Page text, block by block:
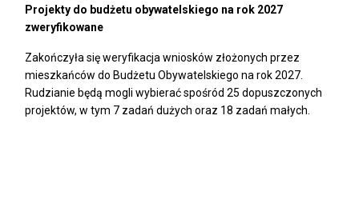
Projekty do budżetu obywatelskiego na rok 2027
zweryfikowane
Zakończyła się weryfikacja wniosków złożonych przez
mieszkańców do Budżetu Obywatelskiego na rok 2027.
Rudzianie będą mogli wybierać spośród 25 dopuszczonych
projektów, w tym 7 zadań dużych oraz 18 zadań małych.